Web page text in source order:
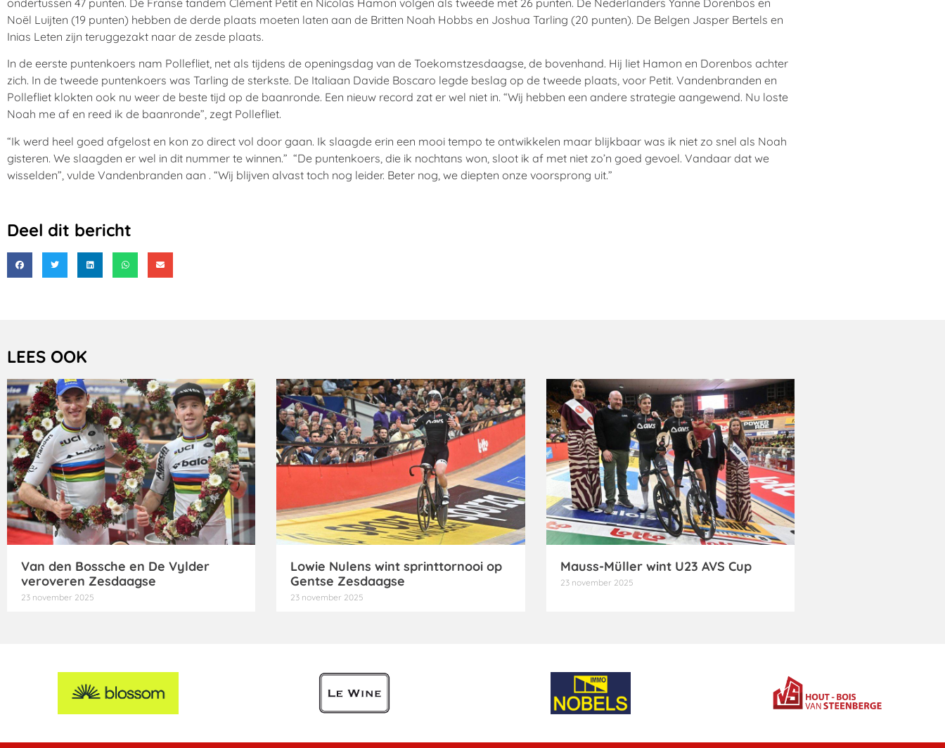
Noël Luijten (19 punten) hebben de derde plaats moeten laten aan de Britten Noah Hobbs en Joshua Tarling (20 punten). De Belgen Jasper Bertels en
Inias Leten zijn teruggezakt naar de zesde plaats.
In de eerste puntenkoers nam Pollefliet, net als tijdens de openingsdag van de Toekomstzesdaagse, de bovenhand. Hij liet Hamon en Dorenbos achter
zich. In de tweede puntenkoers was Tarling de sterkste. De Italiaan Davide Boscaro legde beslag op de tweede plaats, voor Petit. Vandenbranden en
Pollefliet klokten ook nu weer de beste tijd op de baanronde. Een nieuw record zat er wel niet in. “Wij hebben een andere strategie aangewend. Nu loste
Noah me af en reed ik de baanronde”, zegt Pollefliet.
“Ik werd heel goed afgelost en kon zo direct vol door gaan. Ik slaagde erin een mooi tempo te ontwikkelen maar blijkbaar was ik niet zo snel als Noah
gisteren. We slaagden er wel in dit nummer te winnen.” “De puntenkoers, die ik nochtans won, sloot ik af met niet zo’n goed gevoel. Vandaar dat we
wisselden”, vulde Vandenbranden aan . “Wij blijven alvast toch nog leider. Beter nog, we diepten onze voorsprong uit.”
Deel dit bericht
LEES OOK
Van den Bossche en De Vylder
veroveren Zesdaagse
23 november 2025
Lowie Nulens wint sprinttornooi op
Gentse Zesdaagse
23 november 2025
Mauss-Müller wint U23 AVS Cup
23 november 2025